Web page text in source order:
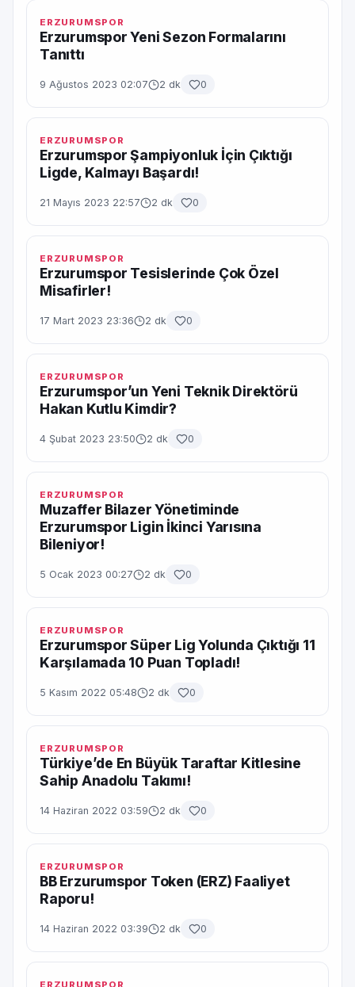
ERZURUMSPOR
Erzurumspor Yeni Sezon Formalarını
Tanıttı
9 Ağustos 2023 02:07 2 dk 0
ERZURUMSPOR
Erzurumspor Şampiyonluk İçin Çıktığı
Ligde, Kalmayı Başardı!
21 Mayıs 2023 22:57 2 dk 0
ERZURUMSPOR
Erzurumspor Tesislerinde Çok Özel
Misafirler!
17 Mart 2023 23:36 2 dk 0
ERZURUMSPOR
Erzurumspor’un Yeni Teknik Direktörü
Hakan Kutlu Kimdir?
4 Şubat 2023 23:50 2 dk 0
ERZURUMSPOR
Muzaffer Bilazer Yönetiminde
Erzurumspor Ligin İkinci Yarısına
Bileniyor!
5 Ocak 2023 00:27 2 dk 0
ERZURUMSPOR
Erzurumspor Süper Lig Yolunda Çıktığı 11
Karşılamada 10 Puan Topladı!
5 Kasım 2022 05:48 2 dk 0
ERZURUMSPOR
Türkiye’de En Büyük Taraftar Kitlesine
Sahip Anadolu Takımı!
14 Haziran 2022 03:59 2 dk 0
ERZURUMSPOR
BB Erzurumspor Token (ERZ) Faaliyet
Raporu!
14 Haziran 2022 03:39 2 dk 0